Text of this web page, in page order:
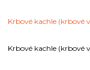
Krbové kachle (krbové
Krbové kachle (krbové